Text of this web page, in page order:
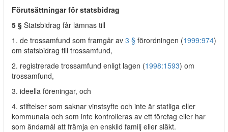
Förutsättningar för statsbidrag
5 § Statsbidrag får lämnas till
1. de trossamfund som framgår av 3 § förordningen (1999:974)
om statsbidrag till trossamfund,
2. registrerade trossamfund enligt lagen (1998:1593) om
trossamfund,
3. ideella föreningar, och
4. stiftelser som saknar vinstsyfte och inte är statliga eller
kommunala och som inte kontrolleras av ett företag eller har
som ändamål att främja en enskild familj eller släkt.